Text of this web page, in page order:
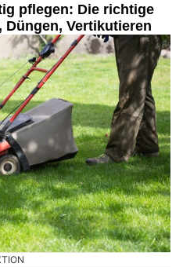
pflegen: Die richtige
Düngen, Vertikutieren